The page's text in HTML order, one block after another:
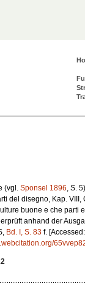
(vgl. Sponsel 1896, S.
del disegno, Kap. VIII,
buone e che parti
anhand der
Bd. I, S. 83 f.